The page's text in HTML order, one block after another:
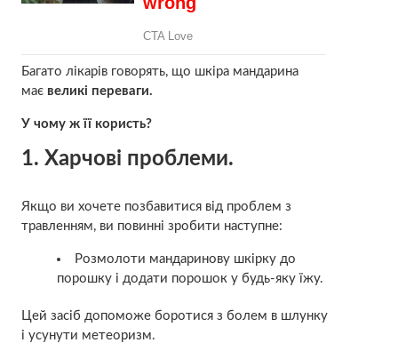
Багато лікарів говорять, що шкіра мандарина
має великі переваги.
У чому ж її користь?
1. Харчові проблеми.
Якщо ви хочете позбавитися від проблем з
травленням, ви повинні зробити наступне:
Розмолоти мандаринову шкірку до
порошку і додати порошок у будь-яку їжу.
Цей засіб допоможе боротися з болем в шлунку
і усунути метеоризм.